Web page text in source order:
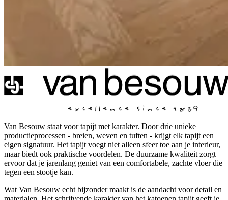
Van Besouw staat voor tapijt met karakter. Door drie unieke
productieprocessen - breien, weven en tuften - krijgt elk tapijt een
eigen signatuur. Het tapijt voegt niet alleen sfeer toe aan je interieur,
maar biedt ook praktische voordelen. De duurzame kwaliteit zorgt
ervoor dat je jarenlang geniet van een comfortabele, zachte vloer die
tegen een stootje kan.
Wat Van Besouw echt bijzonder maakt is de aandacht voor detail en